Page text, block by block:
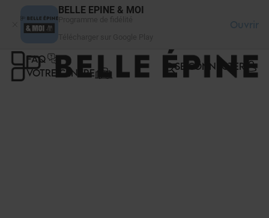
BELLE EPINE & MOI
Ouvrir
FAQ
VOTRE CENTRE
SE CONNECTER
Panneau de gestion des cookies